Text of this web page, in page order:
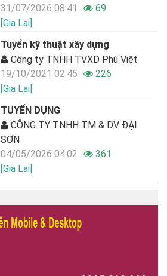
31/07/2026 08:41
69
[Gia Lai]
Tuyển kỹ thuật xây dựng
Công ty TNHH TVXD Phú Việt
19/10/2021 02:45
226
[Gia Lai]
TUYỂN DỤNG
CÔNG TY TNHH TM & DV ĐẠI
SƠN
04/05/2026 04:02
361
[Gia Lai]